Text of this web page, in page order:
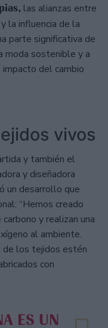
las alianzas entre
la influencia de la
parte significativa de
moda sostenible y a
del cambio
vivos
y también el
y diseñadora
un desarrollo que
“Hemos creado
y realizan una
al ambiente.
de los tejidos estén
con